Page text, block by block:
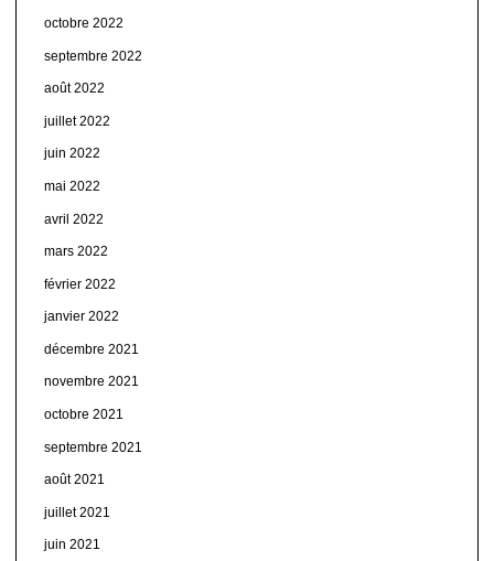
octobre 2022
septembre 2022
août 2022
juillet 2022
juin 2022
mai 2022
avril 2022
mars 2022
février 2022
janvier 2022
décembre 2021
novembre 2021
octobre 2021
septembre 2021
août 2021
juillet 2021
juin 2021